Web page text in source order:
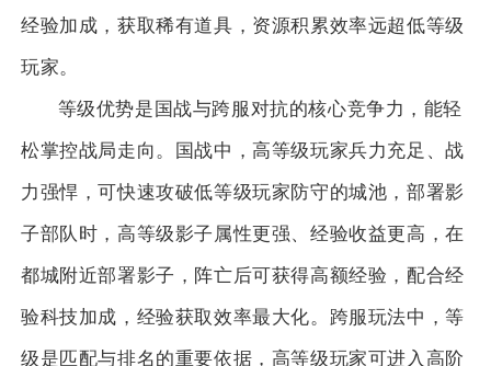
经验加成，获取稀有道具，资源积累效率远超低等级
玩家。
等级优势是国战与跨服对抗的核心竞争力，能轻
松掌控战局走向。国战中，高等级玩家兵力充足、战
力强悍，可快速攻破低等级玩家防守的城池，部署影
子部队时，高等级影子属性更强、经验收益更高，在
都城附近部署影子，阵亡后可获得高额经验，配合经
验科技加成，经验获取效率最大化。跨服玩法中，等
级是匹配与排名的重要依据，高等级玩家可进入高阶